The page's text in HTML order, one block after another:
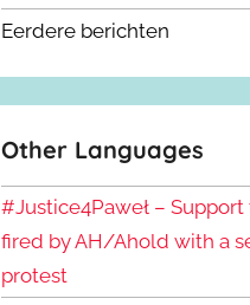
Eerdere berichten
Other Languages
#Justice4Paweł –
fired by AH/Ahold with a
protest